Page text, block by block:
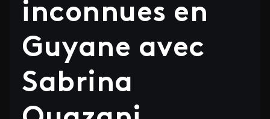
inconnues en
Guyane avec
Sabrina